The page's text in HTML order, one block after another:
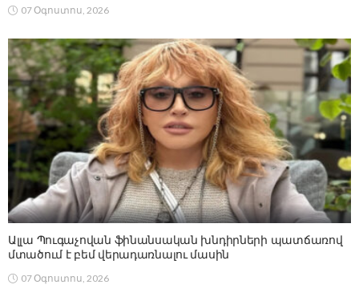
07 Օգոստոս, 2026
Ալլա Պուգաչովան ֆինանսական խնդիրների պատճառով
մտածում է բեմ վերադառնալու մասին
07 Օգոստոս, 2026